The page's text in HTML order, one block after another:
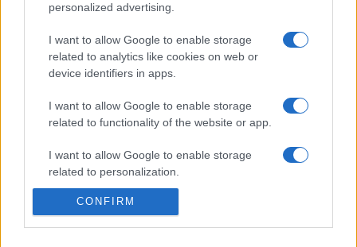
personalized advertising.
I want to allow Google to enable storage
related to analytics like cookies on web or
device identifiers in apps.
I want to allow Google to enable storage
related to functionality of the website or app.
I want to allow Google to enable storage
related to personalization.
I want to allow Google to enable storage
CONFIRM
ECONOMIA
lastrico solare